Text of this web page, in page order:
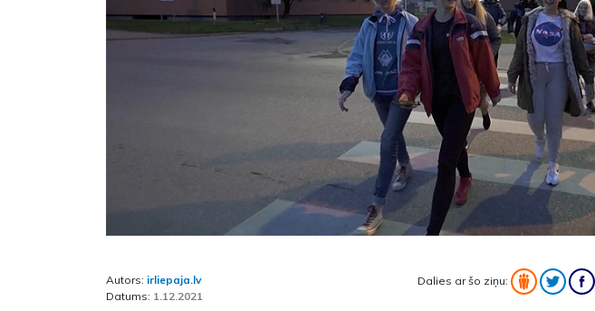
Autors: irliepaja.lv
Datums: 1.12.2021
Dalies ar šo ziņu: